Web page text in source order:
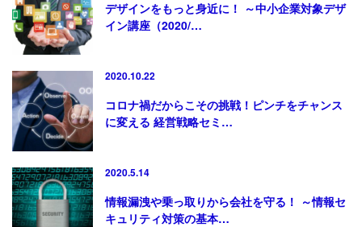
デザインをもっと身近に！ ～中小企業対象デザ
イン講座（2020/…
2020.10.22
コロナ禍だからこその挑戦！ピンチをチャンス
に変える 経営戦略セミ…
2020.5.14
情報漏洩や乗っ取りから会社を守る！ ～情報セ
キュリティ対策の基本…